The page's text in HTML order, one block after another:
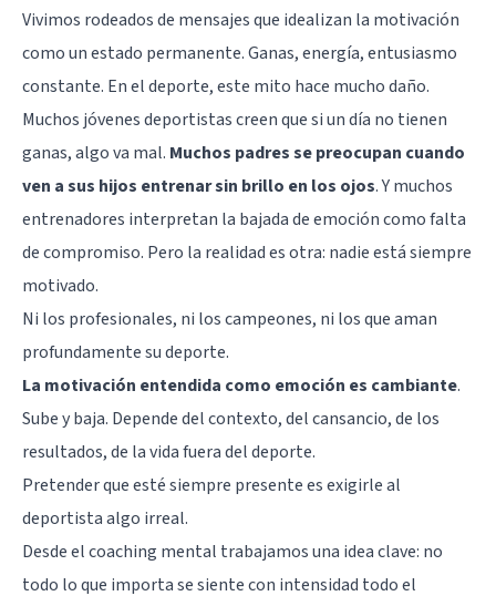
Vivimos rodeados de mensajes que idealizan la motivación
como un estado permanente. Ganas, energía, entusiasmo
constante. En el deporte, este mito hace mucho daño.
Muchos jóvenes deportistas creen que si un día no tienen
ganas, algo va mal. Muchos padres se preocupan cuando
ven a sus hijos entrenar sin brillo en los ojos. Y muchos
entrenadores interpretan la bajada de emoción como falta
de compromiso. Pero la realidad es otra: nadie está siempre
motivado.
Ni los profesionales, ni los campeones, ni los que aman
profundamente su deporte.
La motivación entendida como emoción es cambiante.
Sube y baja. Depende del contexto, del cansancio, de los
resultados, de la vida fuera del deporte.
Pretender que esté siempre presente es exigirle al
deportista algo irreal.
Desde el coaching mental trabajamos una idea clave: no
todo lo que importa se siente con intensidad todo el